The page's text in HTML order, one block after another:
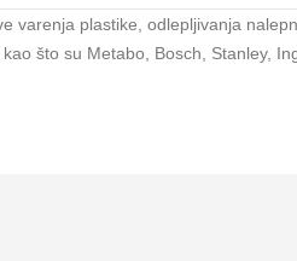
varenja plastike, odlepljivanja
što su Metabo, Bosch, Stanley,